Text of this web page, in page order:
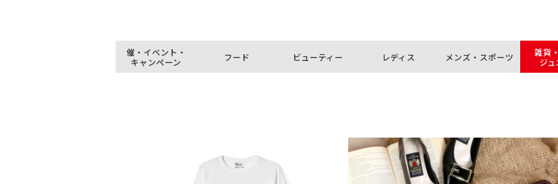
催・イベント・
キャンペーン
フード ビューティー レディス メンズ・スポーツ
雑貨
ジ